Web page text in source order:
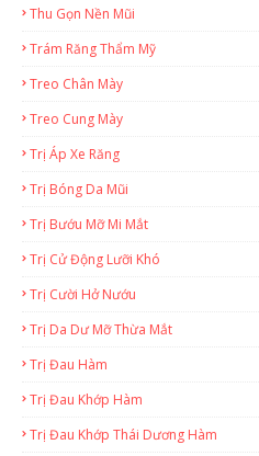
Thu Gọn Nền Mũi
Trám Răng Thẩm Mỹ
Treo Chân Mày
Treo Cung Mày
Trị Áp Xe Răng
Trị Bóng Da Mũi
Trị Bướu Mỡ Mi Mắt
Trị Cử Động Lưỡi Khó
Trị Cười Hở Nướu
Trị Da Dư Mỡ Thừa Mắt
Trị Đau Hàm
Trị Đau Khớp Hàm
Trị Đau Khớp Thái Dương Hàm